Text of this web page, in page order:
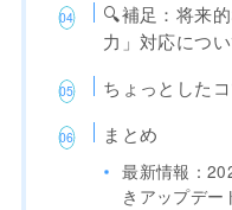
🔍補足：将来
力」対応につ
ちょっとした
まとめ
最新情報：
きアップデー